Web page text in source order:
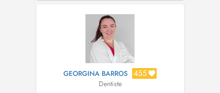
auf Doctena sind nur Kontroll- und
Notfalltermine verfügbar. Sollte auf Do...
GEORGINA BARROS 455
Dentiste